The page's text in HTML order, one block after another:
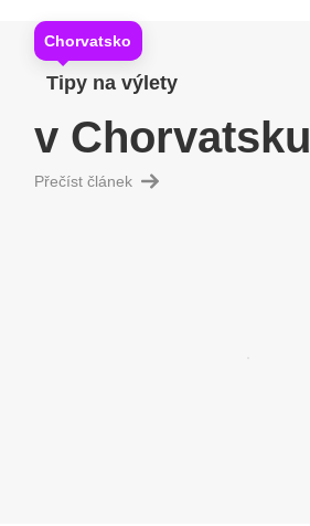
Chorvatsko
Tipy na výlety
v Chorvatsku
Přečíst článek